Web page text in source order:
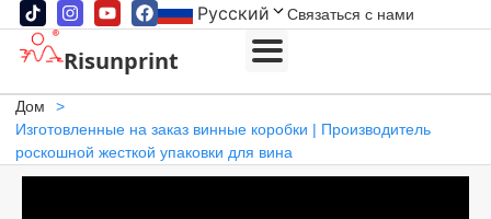
Русский Связаться с нами
Risunprint
Дом
>
Изготовленные на заказ винные коробки | Производитель
роскошной жесткой упаковки для вина